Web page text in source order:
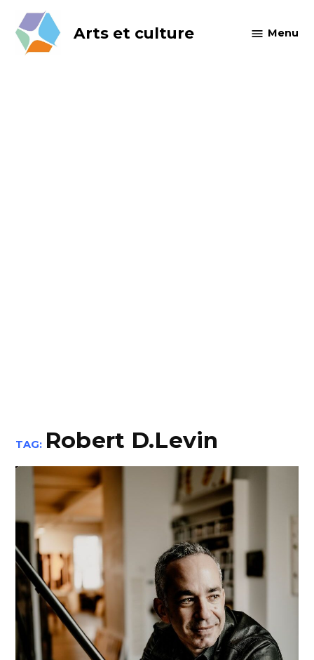
content
Arts et culture Menu
TAG: Robert D.Levin